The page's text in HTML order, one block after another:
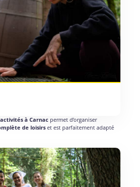
à Carnac permet d’organiser
de loisirset est parfaitement adapté